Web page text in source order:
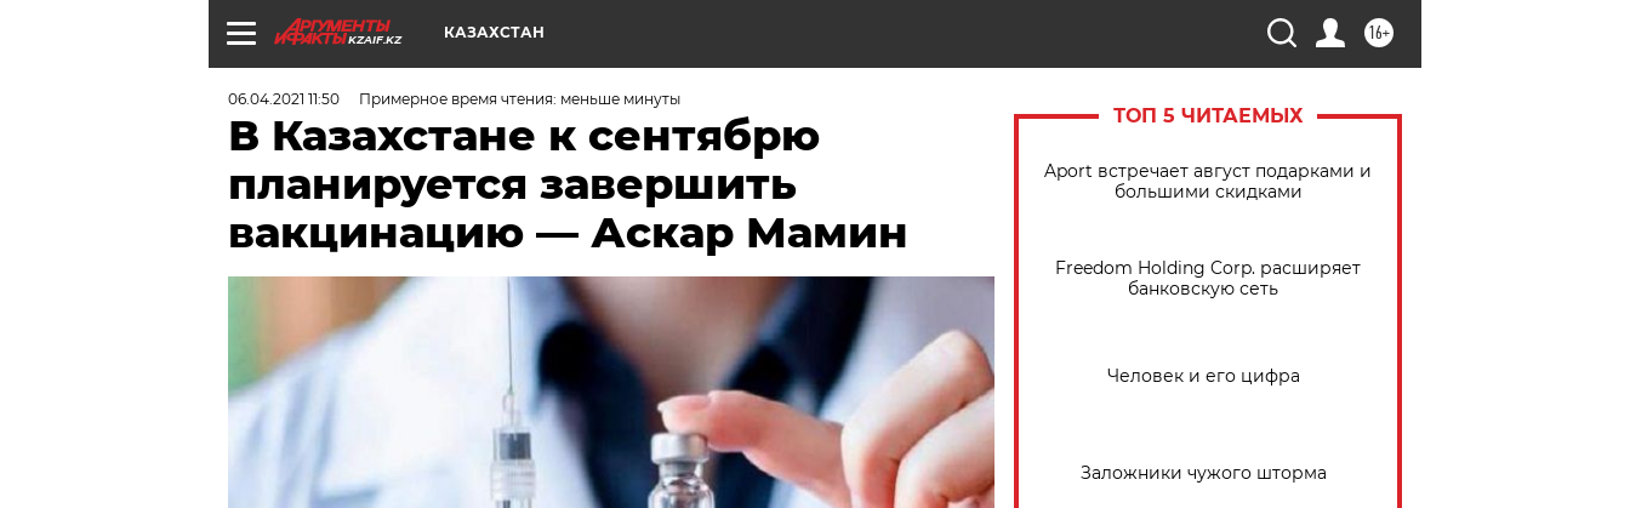
KZAIF.KZ 16+
КАЗАХСТАН
06.04.2021 11:50 Примерное время чтения: меньше минуты
В Казахстане к сентябрю
планируется завершить
вакцинацию — Аскар Мамин
ТОП 5 ЧИТАЕМЫХ
Aport встречает август подарками и
большими скидками
Freedom Holding Corp. расширяет
банковскую сеть
Человек и его цифра
Заложники чужого шторма